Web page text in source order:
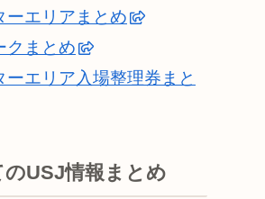
ーエリアまとめ
クまとめ
ーエリア入場整理券まと
のUSJ情報まとめ